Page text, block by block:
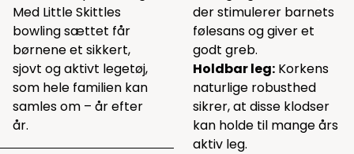
Med Little Skittles
bowling sættet får
børnene et sikkert,
sjovt og aktivt legetøj,
som hele familien kan
samles om – år efter
år.
der stimulerer barnets
følesans og giver et
godt greb.
Holdbar leg: Korkens
naturlige robusthed
sikrer, at disse klodser
kan holde til mange års
aktiv leg.